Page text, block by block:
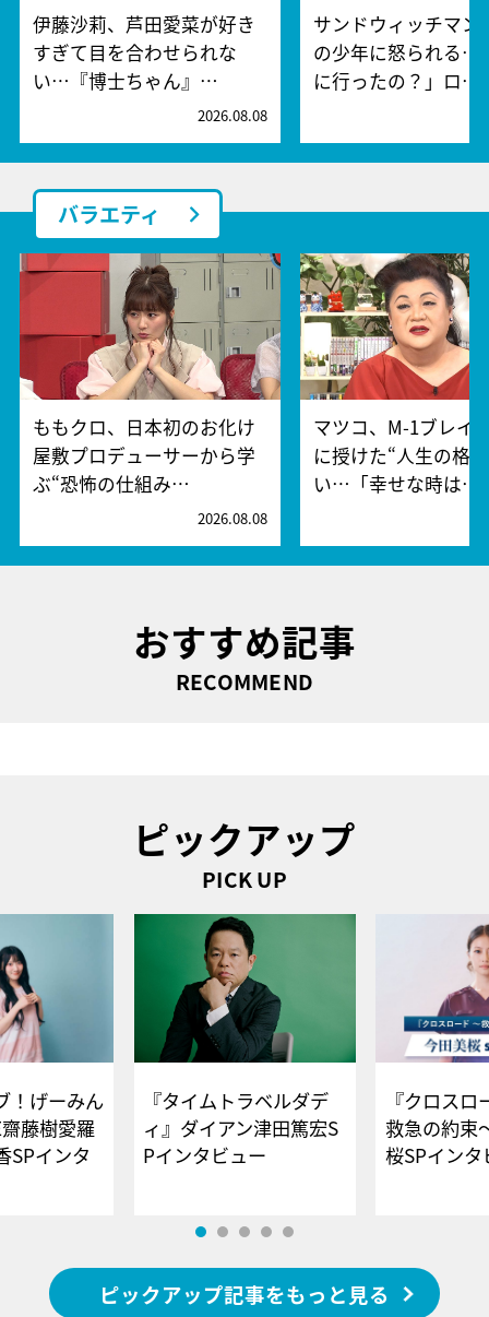
伊藤沙莉、芦田愛菜が好き
すぎて目を合わせられな
い…『博士ちゃん』…
2026.08.08
サンドウィッチマン
の少年に怒られる…
に行ったの？」ロ…
バラエティ
ももクロ、日本初のお化け
屋敷プロデューサーから学
ぶ“恐怖の仕組み…
2026.08.08
マツコ、M-1ブレイ
に授けた“人生の格
い…「幸せな時は…
おすすめ記事
RECOMMEND
ピックアップ
PICK UP
！げーみん
藤樹愛羅
SPインタ
『タイムトラベルダデ
ィ』ダイアン津田篤宏S
Pインタビュー
『クロス
救急の約束
桜SPイ
ピックアップ記事をもっと見る